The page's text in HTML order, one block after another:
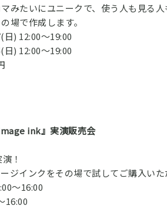
みたいにユニークで、使う人も見る
場で作成します。
) 12:00～19:00
～19:00
ink』実演販売会
！
ジインクをその場で試してご購入いた
～16:00